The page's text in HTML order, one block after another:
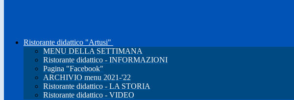
Ristorante didattico "Artusi"
MENU DELLA SETTIMANA
Ristorante didattico - INFORMAZIONI
Pagina "Facebook"
ARCHIVIO menu 2021-'22
Ristorante didattico - LA STORIA
Ristorante didattico - VIDEO